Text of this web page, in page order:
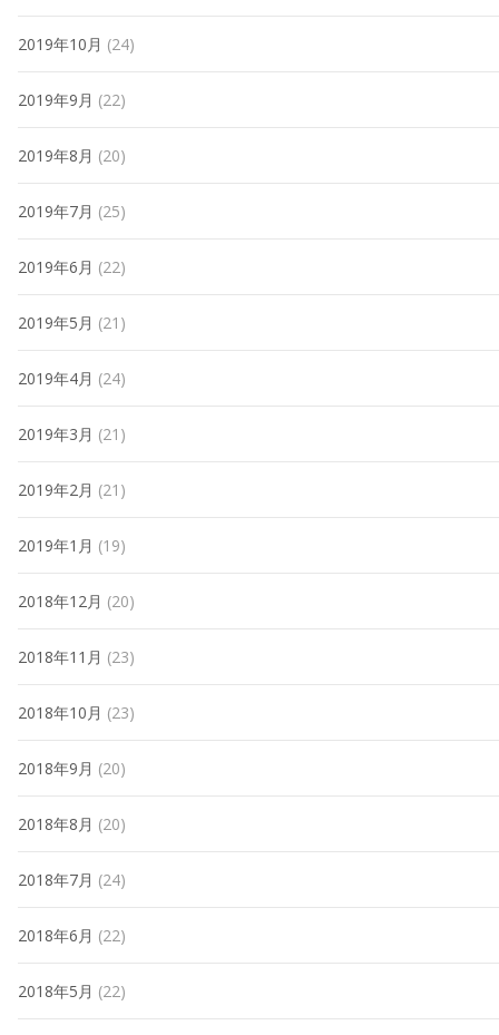
2019年10月 (24)
2019年9月 (22)
2019年8月 (20)
2019年7月 (25)
2019年6月 (22)
2019年5月 (21)
2019年4月 (24)
2019年3月 (21)
2019年2月 (21)
2019年1月 (19)
2018年12月 (20)
2018年11月 (23)
2018年10月 (23)
2018年9月 (20)
2018年8月 (20)
2018年7月 (24)
2018年6月 (22)
2018年5月 (22)